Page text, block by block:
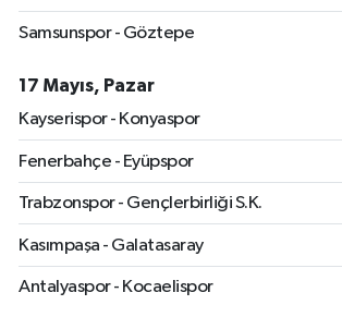
Samsunspor - Göztepe
17 Mayıs, Pazar
Kayserispor - Konyaspor
Fenerbahçe - Eyüpspor
Trabzonspor - Gençlerbirliği S.K.
Kasımpaşa - Galatasaray
Antalyaspor - Kocaelispor